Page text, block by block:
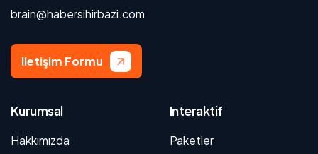
brain@habersihirbazi.com
Iletişim Formu
Kurumsal
Hakkımızda
Interaktif
Paketler